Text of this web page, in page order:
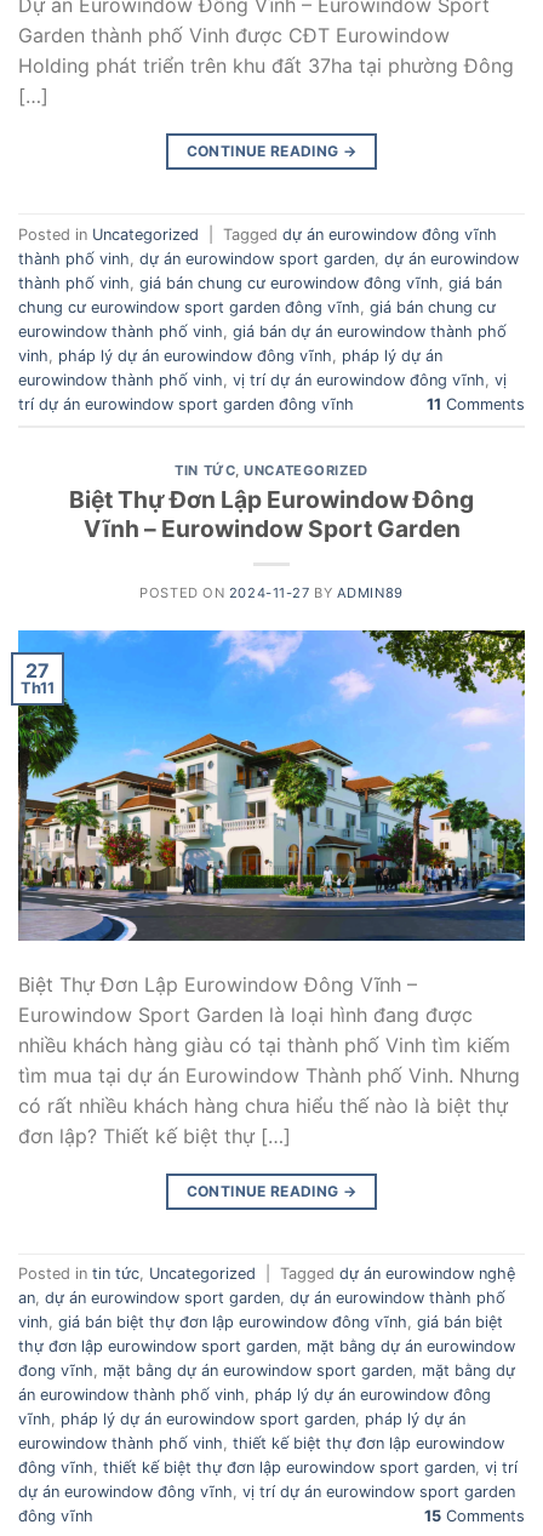
Dự án Eurowindow Đông Vĩnh – Eurowindow Sport
Garden thành phố Vinh được CĐT Eurowindow
Holding phát triển trên khu đất 37ha tại phường Đông
[…]
CONTINUE READING →
Posted in Uncategorized Tagged dự án eurowindow đông vĩnh
thành phố vinh dự án eurowindow sport garden dự án eurowindow
thành phố vinh giá bán chung cư eurowindow đông vĩnh giá bán
chung cư eurowindow sport garden đông vĩnh giá bán chung cư
eurowindow thành phố vinh giá bán dự án eurowindow thành phố
vinh
pháp lý dự án eurowindow đông vĩnh
pháp lý dự án
eurowindow thành phố vinh vị trí dự án eurowindow đông vĩnh vị
trí dự án eurowindow sport garden đông vĩnh
11 Comments
TIN TỨC,UNCATEGORIZED
Biệt Thự Đơn Lập Eurowindow Đông
Vĩnh – Eurowindow Sport Garden
POSTED ON 2024-11-27 BY ADMIN89
27
Th11
Biệt Thự Đơn Lập Eurowindow Đông Vĩnh –
Eurowindow Sport Garden là loại hình đang được
nhiều khách hàng giàu có tại thành phố Vinh tìm kiếm
tìm mua tại dự án Eurowindow Thành phố Vinh. Nhưng
có rất nhiều khách hàng chưa hiểu thế nào là biệt thự
đơn lập? Thiết kế biệt thự […]
CONTINUE READING →
Posted in tin tức, Uncategorized Tagged dự án eurowindow nghệ
an, dự án eurowindow sport garden, dự án eurowindow thành phố
vinh, giá bán biệt thự đơn lập eurowindow đông vĩnh, giá bán biệt
thự đơn lập eurowindow sport garden, mặt bằng dự án eurowindow
đong vĩnh, mặt bằng dự án eurowindow sport garden, mặt bằng dự
án eurowindow thành phố vinh, pháp lý dự án eurowindow đông
vĩnh, pháp lý dự án eurowindow sport garden, pháp lý dự án
eurowindow thành phố vinh, thiết kế biệt thự đơn lập eurowindow
đông vĩnh, thiết kế biệt thự đơn lập eurowindow sport garden, vị trí
dự án eurowindow đông vĩnh, vị trí dự án eurowindow sport garden
đông vĩnh
15 Comments